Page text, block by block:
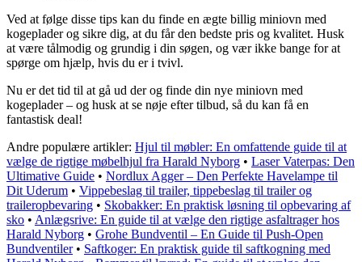
Ved at følge disse tips kan du finde en ægte billig miniovn med
kogeplader og sikre dig, at du får den bedste pris og kvalitet. Husk
at være tålmodig og grundig i din søgen, og vær ikke bange for at
spørge om hjælp, hvis du er i tvivl.
Nu er det tid til at gå ud der og finde din nye miniovn med
kogeplader – og husk at se nøje efter tilbud, så du kan få en
fantastisk deal!
Andre populære artikler: Hjul til møbler: En omfattende guide til at
vælge de rigtige møbelhjul fra Harald Nyborg • Laser Vaterpas: Den
Ultimative Guide • Nordlux Agger – Den Perfekte Havelampe til
Dit Uderum • Vippebeslag til trailer, tippebeslag til trailer og
traileropbevaring • Skobakker: En praktisk løsning til opbevaring af
sko • Anlægsrive: En guide til at vælge den rigtige asfaltrager hos
Harald Nyborg • Grohe Bundventil – En Guide til Push-Open
Bundventiler• Saftkoger: En praktisk guide til saftkogning med